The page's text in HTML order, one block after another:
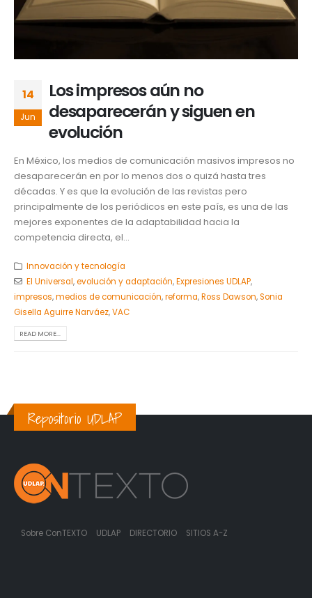
14
Jun
Los impresos aún no
desaparecerán y siguen en
evolución
En México, los medios de comunicación masivos impresos no
desaparecerán en por lo menos dos o quizá hasta tres
décadas. Y es que la evolución de las revistas pero
principalmente de los periódicos en este país, es una de las
mejores exponentes de la adaptabilidad hacia la
competencia directa, el...
Innovación y tecnología
El Universal,evolución y adaptación,Expresiones UDLAP,
impresos,medios de comunicación,reforma,Ross Dawson,Sonia
Gisella Aguirre Narváez,VAC
READ MORE...
Repositorio UDLAP
Sobre ConTEXTO UDLAP DIRECTORIO SITIOS A-Z